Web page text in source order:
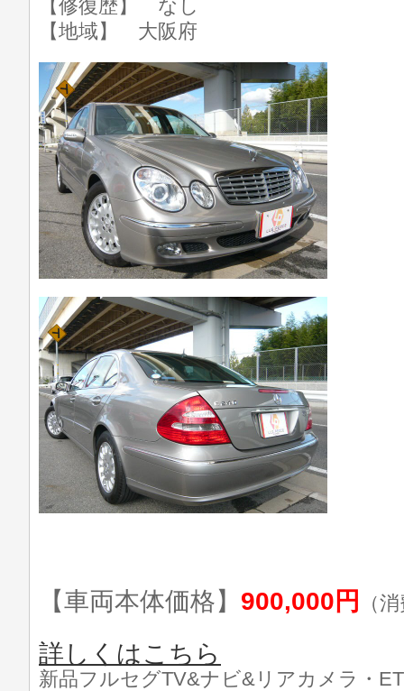
【修復歴】 なし
【地域】 大阪府
【車両本体価格】 900,000円 （
詳しくはこちら
新品フルセグTV&ナビ&リアカメラ・